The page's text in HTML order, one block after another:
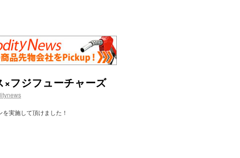
フジフューチャーズ
実施して頂けました！